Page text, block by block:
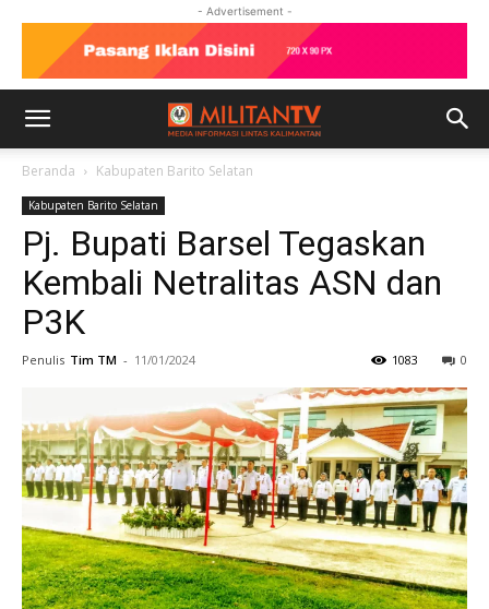
- Advertisement -
Beranda Kabupaten Barito Selatan
Kabupaten Barito Selatan
Pj. Bupati Barsel Tegaskan
Kembali Netralitas ASN dan
P3K
Penulis Tim TM - 11/01/2024 0
1083